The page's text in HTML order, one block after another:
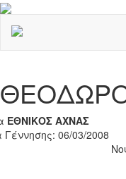
ΕΘΝΙΚΟΣ ΑΧΝΑΣ
Γέννησης: 06/03/2008